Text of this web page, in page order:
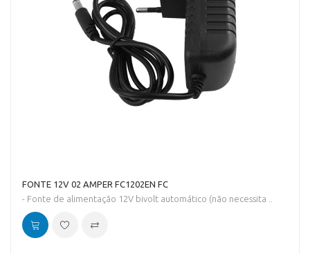
FONTE 12V 02 AMPER FC1202EN FC
- Fonte de alimentação 12V bivolt automático (não necessita ..